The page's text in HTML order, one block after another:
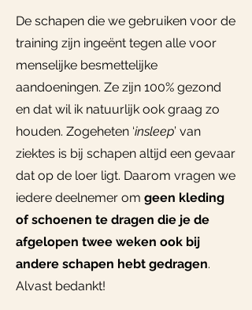
De schapen die we gebruiken voor de
training zijn ingeënt tegen alle voor
menselijke besmettelijke
aandoeningen. Ze zijn 100% gezond
en dat wil ik natuurlijk ook graag zo
houden. Zogeheten ‘insleep’ van
ziektes is bij schapen altijd een gevaar
dat op de loer ligt. Daarom vragen we
iedere deelnemer om geen kleding
of schoenen te dragen die je de
afgelopen twee weken ook bij
andere schapen hebt gedragen.
Alvast bedankt!